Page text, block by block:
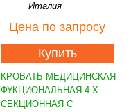
Италия
Цена по запросу
Купить
КРОВАТЬ МЕДИЦИНСКАЯ
ФУКЦИОНАЛЬНАЯ 4-Х
СЕКЦИОННАЯ С